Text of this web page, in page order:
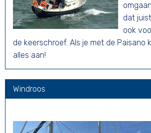
dat
ook
de keerschroef. Als je met de Paisano
alles aan!
Windroos